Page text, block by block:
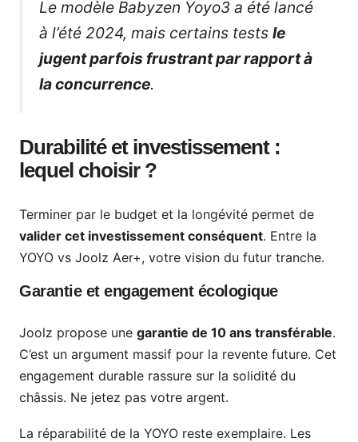
Le modèle Babyzen Yoyo3 a été lancé
à l’été 2024, mais certains tests le
jugent parfois frustrant par rapport à
la concurrence.
Durabilité et investissement :
lequel choisir ?
Terminer par le budget et la longévité permet de
valider cet investissement conséquent. Entre la
YOYO vs Joolz Aer+, votre vision du futur tranche.
Garantie et engagement écologique
Joolz propose une garantie de 10 ans transférable.
C’est un argument massif pour la revente future. Cet
engagement durable rassure sur la solidité du
châssis. Ne jetez pas votre argent.
La réparabilité de la YOYO reste exemplaire. Les